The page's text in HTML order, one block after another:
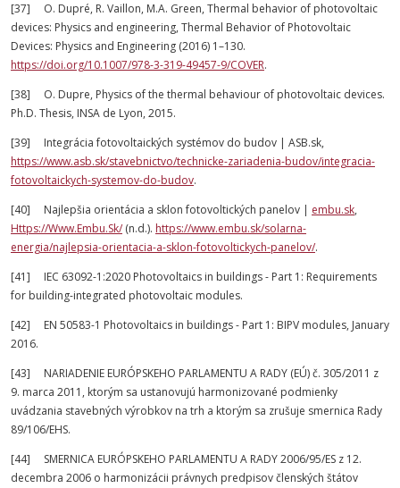
[37] O. Dupré, R. Vaillon, M.A. Green, Thermal behavior of photovoltaic
devices: Physics and engineering, Thermal Behavior of Photovoltaic
Devices: Physics and Engineering (2016) 1–130.
https://doi.org/10.1007/978-3-319-49457-9/COVER.
[38] O. Dupre, Physics of the thermal behaviour of photovoltaic devices.
Ph.D. Thesis, INSA de Lyon, 2015.
[39] Integrácia fotovoltaických systémov do budov | ASB.sk,
https://www.asb.sk/stavebnictvo/technicke-zariadenia-budov/integracia-
fotovoltaickych-systemov-do-budov.
[40] Najlepšia orientácia a sklon fotovoltických panelov | embu.sk,
Https://Www.Embu.Sk/ (n.d.). https://www.embu.sk/solarna-
energia/najlepsia-orientacia-a-sklon-fotovoltickych-panelov/.
[41] IEC 63092-1:2020 Photovoltaics in buildings - Part 1: Requirements
for building-integrated photovoltaic modules.
[42] EN 50583-1 Photovoltaics in buildings - Part 1: BIPV modules, January
2016.
[43] NARIADENIE EURÓPSKEHO PARLAMENTU A RADY (EÚ) č. 305/2011 z
9. marca 2011, ktorým sa ustanovujú harmonizované podmienky
uvádzania stavebných výrobkov na trh a ktorým sa zrušuje smernica Rady
89/106/EHS.
[44] SMERNICA EURÓPSKEHO PARLAMENTU A RADY 2006/95/ES z 12.
decembra 2006 o harmonizácii právnych predpisov členských štátov